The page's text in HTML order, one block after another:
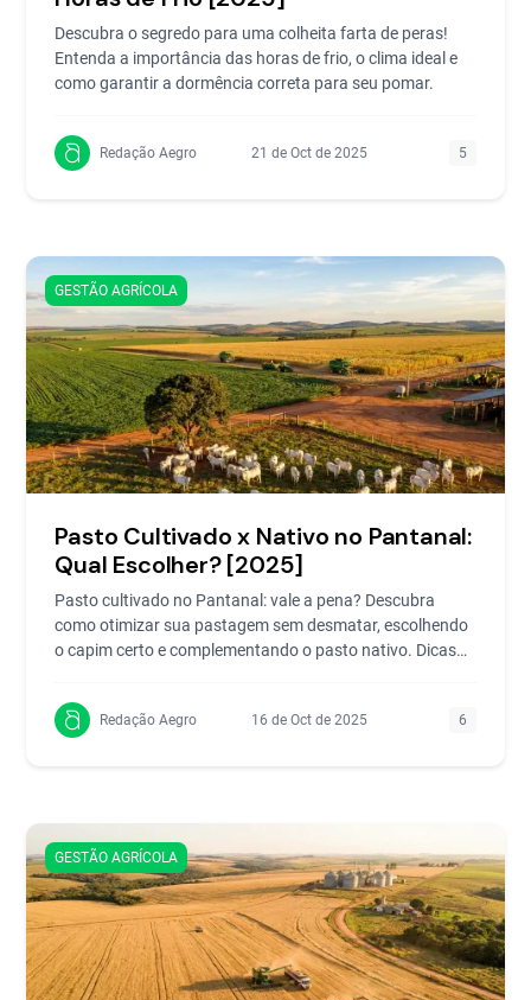
Descubra o segredo para uma colheita farta de peras!
Entenda a importância das horas de frio, o clima ideal e
como garantir a dormência correta para seu pomar.
Redação Aegro 21 de Oct de 2025 5
GESTÃO AGRÍCOLA
Pasto Cultivado x Nativo no Pantanal:
Qual Escolher? [2025]
Pasto cultivado no Pantanal: vale a pena? Descubra
como otimizar sua pastagem sem desmatar, escolhendo
o capim certo e complementando o pasto nativo. Dicas
Redação Aegro 16 de Oct de 2025 6
GESTÃO AGRÍCOLA